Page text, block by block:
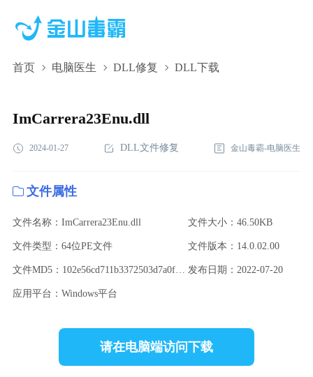
首页 电脑医生 DLL修复 DLL下载
ImCarrera23Enu.dll,ImCarrera23Enu.dll下载,ImCarrera23Enu.dll
ImCarrera23Enu.dll
2024-01-27 DLL文件修复 金山毒霸-电脑医生
文件属性
文件名称：ImCarrera23Enu.dll 文件大小：46.50KB
文件类型：64位PE文件 文件版本：14.0.02.00
文件MD5：102e56cd711b3372503d7a0fbb0ab2d4 发布日期：2022-07-20
应用平台：Windows平台
请在电脑端访问下载